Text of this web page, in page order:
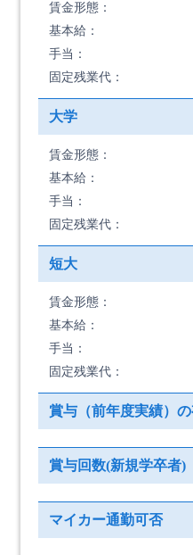
賃金形態：
基本給：
手当：
固定残業代：
大学
賃金形態：
基本給：
手当：
固定残業代：
短大
賃金形態：
基本給：
手当：
固定残業代：
賞与（前年度実績）
賞与回数(新規学卒者)
マイカー通勤可否